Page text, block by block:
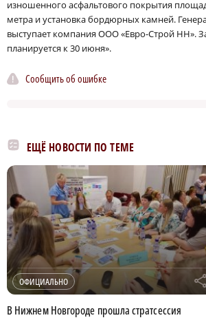
изношенного асфальтового покрытия
метра и установка бордюрных камней.
выступает компания ООО «Евро-Строй НН».
планируется к 30 июня».
Сообщить об ошибке
ЕЩЁ НОВОСТИ ПО ТЕМЕ
ОФИЦИАЛЬНО r
В Нижнем Новгороде прошла стратсессия